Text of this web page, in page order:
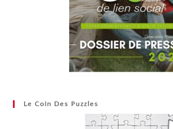
Le Coin Des Puzzles